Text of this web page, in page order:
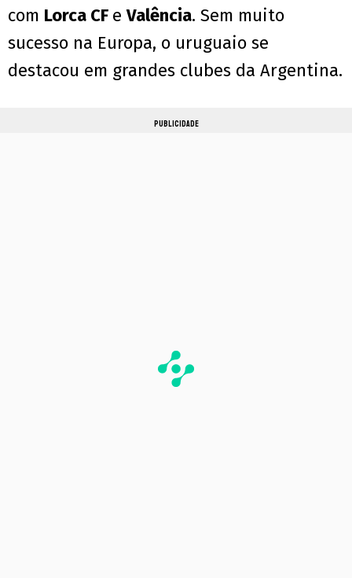
com Lorca CF eValência. Sem muito
sucesso na Europa, o uruguaio se
destacou em grandes clubes da Argentina.
PUBLICIDADE